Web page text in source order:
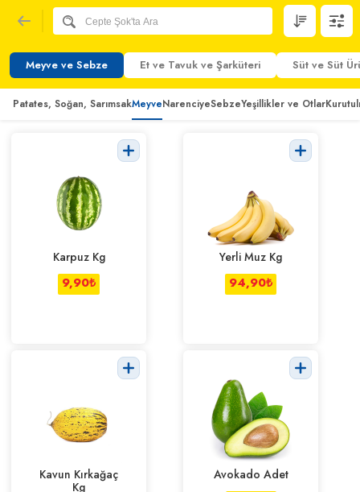
Meyve ve Sebze Et ve Tavuk ve Şarküteri Süt ve Süt
Patates, Soğan, SarımsakMeyveNarenciyeSebzeYeşillikler ve Otlar
Karpuz Kg
9,90₺
Yerli Muz Kg
94,90₺
Kavun Kırkağaç
Kg
Avokado Adet